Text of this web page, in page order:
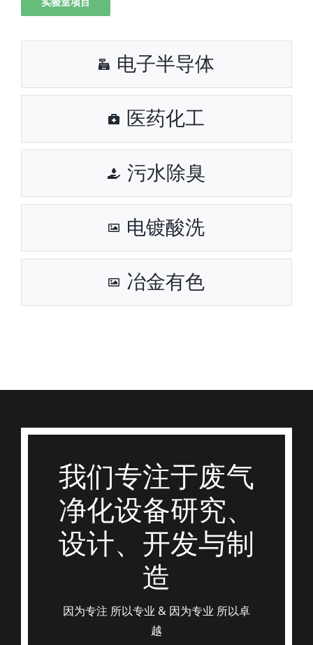
电子半导体
医药化工
污水除臭
电镀酸洗
冶金有色
我们专注于废气
净化设备研究、
设计、开发与制
造
因为专注 所以专业 & 因为专业 所以卓
越